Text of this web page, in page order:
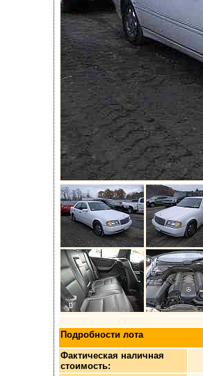
Подробности лота
Фактическая наличная
стоимость: